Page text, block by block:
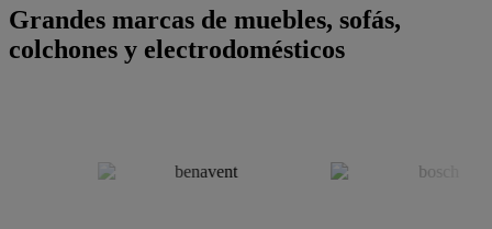
Grandes marcas de muebles, sofás,
colchones y electrodomésticos